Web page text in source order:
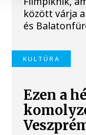
között várja
és
KULTÚRA
Ezen a